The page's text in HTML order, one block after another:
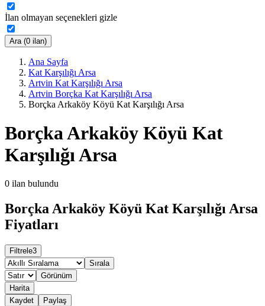
İlan olmayan seçenekleri gizle
Ara (0 ilan)
Ana Sayfa
Kat Karşılığı Arsa
Artvin Kat Karşılığı Arsa
Artvin Borçka Kat Karşılığı Arsa
Borçka Arkaköy Köyü Kat Karşılığı Arsa
Borçka Arkaköy Köyü Kat
Karşılığı Arsa
0 ilan bulundu
Borçka Arkaköy Köyü Kat Karşılığı Arsa
Fiyatları
Filtrele3
Sırala
Görünüm
Harita
Kaydet
Paylaş